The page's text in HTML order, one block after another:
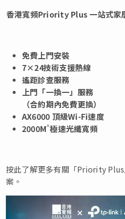
香港寬頻Priority Plus 一站式家
免費上門安裝
7×24技術支援熱線
遙距診查服務
上門「一換一」服務
（合約期內免費更換）
AX6000 頂級Wi-Fi速度
2000M^極速光纖寬頻
按此了解更多有關「Priority
案。